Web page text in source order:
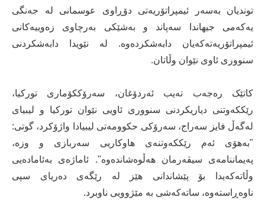
توندیان بەسەر ئیمپراتۆریەتی دۆڕاوی عوسمانی لە جەنگی
یەکەمی جیهاندا سەپاند و بەشێکی بەرچاوی زەوییەکانی
ئیمپراتۆریەتەکەیان دابەشکردەوە. لە نێویدا دابەشکردنی
سنووری ئاوی نێوان وڵاتان.
کاتێک رەجەب تەیب ئەردۆغان، سەرۆککۆماری تورکیا،
رێککەوتنی دیاریکردنی سنووری ئاویی نێوان تورکیا و لیبیای
لەگەڵ فایز سەراج، سەرۆکی حکوومەتی لیبیادا واژۆکرد، گوتی:
"بەهۆی ئەم رێککەوتنەی هاوکاریی سەربازی و وزە،
پەیماننامەی سیڤەرمان هەڵوەشاندەوە". ئاماژەی بەئامادەیی
وڵاتەکەیدا بۆ پێشاندانی هێز لە رێگەی دەریای سپی
ناوەڕاستەوە، ساتەکەشی بە مێژوویی ناوبرد.